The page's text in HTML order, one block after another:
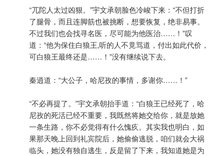
“兀陀人太过凶狠。”宇文承朝脸色冷峻下来：“不但打折
了腿骨，而且连脚筋也被挑断，想要恢复，绝非易事。
不过我们也会找寻名医，尽可能为他医治……！”叹
道：“他为保住白狼王,听的人不竟骂道，付出如此代价，
可白狼王最终还是……！”没有继续说下去。
秦逍道：“大公子，哈尼孜的事情，多谢你……！”
“不必再提了。”宇文承朝抬手道：“白狼王已经死了，哈
尼孜的死活已经不重要，我既然将她交给你，就是放她
一条生路，你不必觉得有什么愧疚。其实我也明白，如
果那天晚上回到礼宾院后，她偷偷逃脱，咱们就会大祸
临头，她没有独自逃生，反是留了下来，我知道她是为